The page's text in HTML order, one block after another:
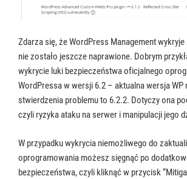
Zdarza się, że WordPress Management
nie zostało jeszcze naprawione. Dobrym
wykrycie luki bezpieczeństwa oficjalnego
WordPressa w wersji 6.2 – aktualna wersja WP
stwierdzenia problemu to 6.2.2. Dotyczy ona
czyli ryzyka ataku na serwer i manipulacji jego
W przypadku wykrycia niemożliwego do
oprogramowania możesz sięgnąć po
bezpieczeństwa, czyli kliknąć w przycisk